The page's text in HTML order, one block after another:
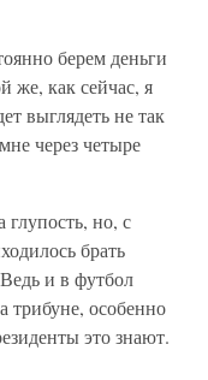
берем деньги
же, как сейчас, я
выглядеть не так
через четыре
но, с
брать
и в футбол
трибуне, особенно
это знают.